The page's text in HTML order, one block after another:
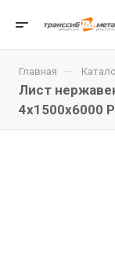
Главная —
Лист
4x1500x6000